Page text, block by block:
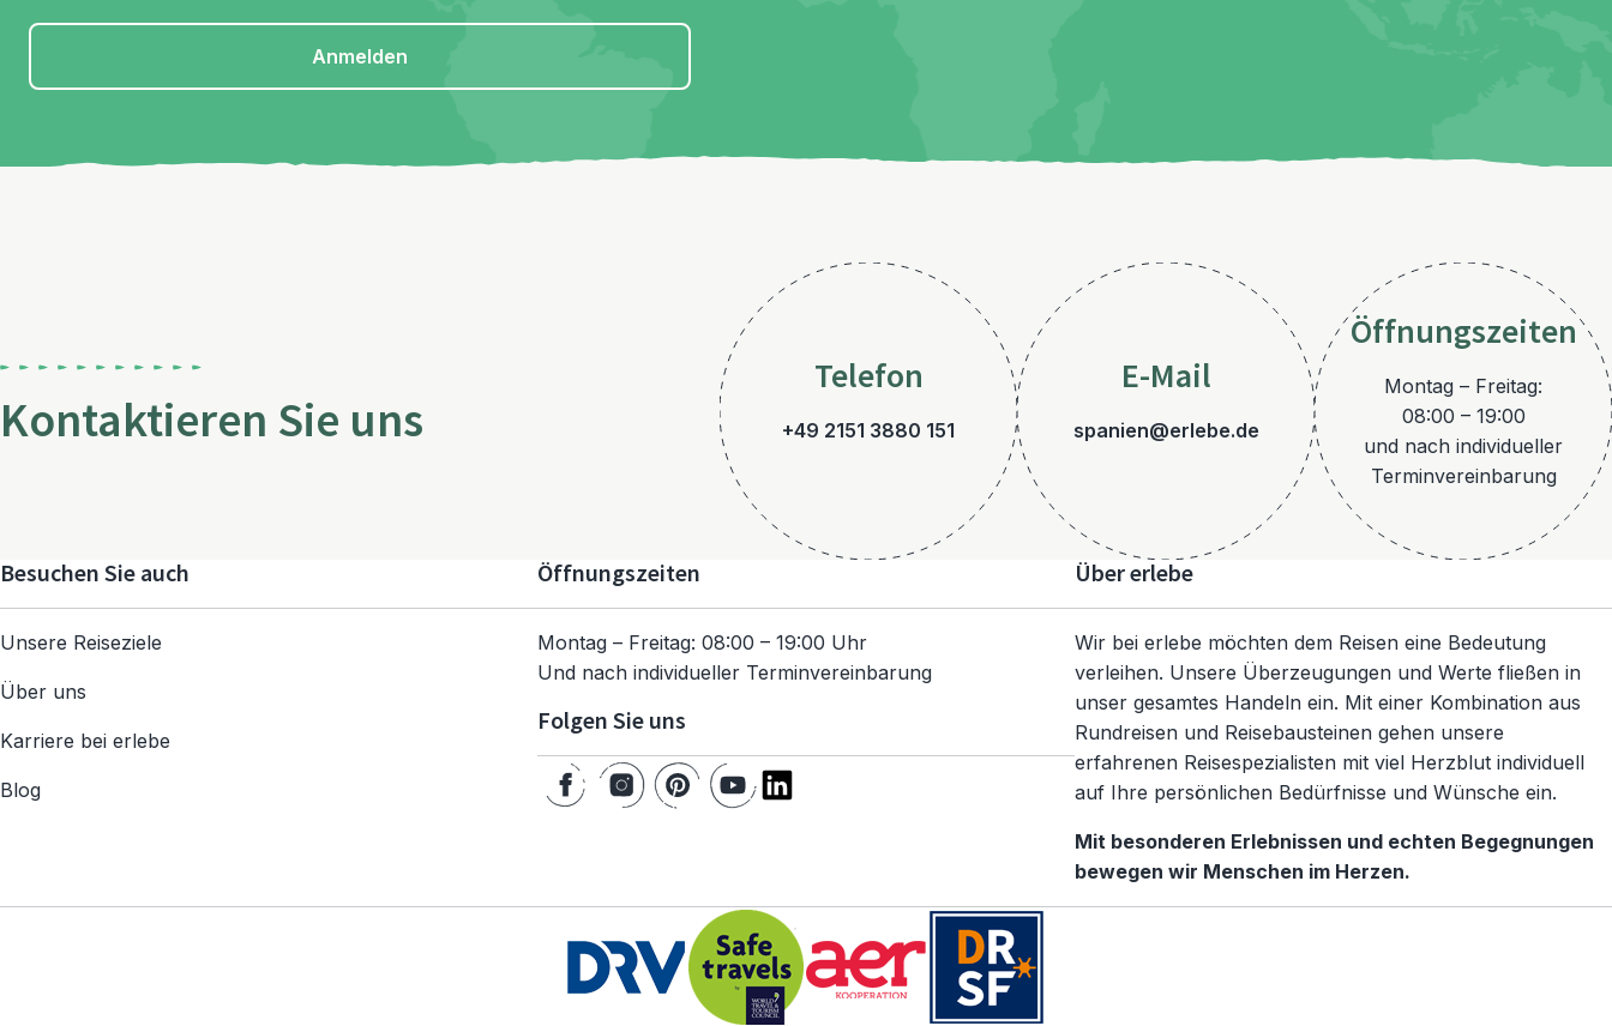
Anmelden
Kontaktieren Sie uns
Telefon
+49 2151 3880 151
E-Mail
spanien@erlebe.de
Öffnungszeiten
Montag – Freitag:
08:00 – 19:00
und nach individueller
Terminvereinbarung
Besuchen Sie auch
Unsere Reiseziele
Über uns
Karriere bei erlebe
Blog
Öffnungszeiten
Montag – Freitag: 08:00 – 19:00 Uhr
Und nach individueller Terminvereinbarung
Folgen Sie uns
Über erlebe
Wir bei erlebe möchten dem Reisen eine Bedeutung
verleihen. Unsere Überzeugungen und Werte fließen in
unser gesamtes Handeln ein. Mit einer Kombination aus
Rundreisen und Reisebausteinen gehen unsere
erfahrenen Reisespezialisten mit viel Herzblut individuell
auf Ihre persönlichen Bedürfnisse und Wünsche ein.
Mit besonderen Erlebnissen und echten Begegnungen
bewegen wir Menschen im Herzen.